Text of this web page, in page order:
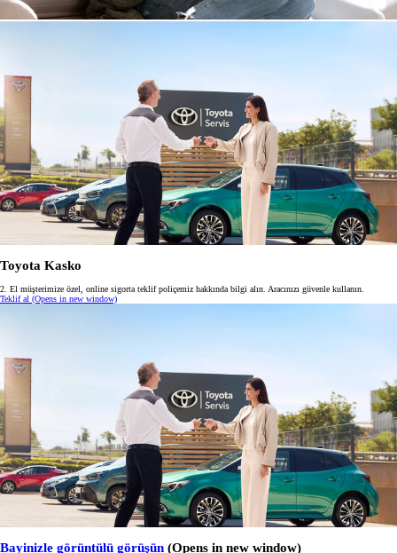
Toyota Kasko
2. El müşterimize özel, online sigorta teklif poliçemiz hakkında bilgi alın. Aracınızı güvenle kullanın.
Teklif al (Opens in new window)
Bayinizle görüntülü görüşün (Opens in new window)